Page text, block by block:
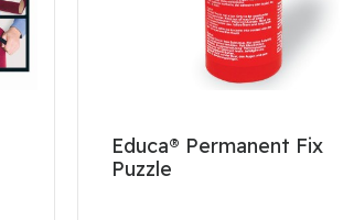
Educa® Permanent Fix
Puzzle